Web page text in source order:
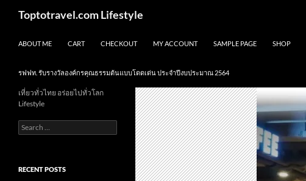
Toptotravel.com Lifestyle
ABOUT ME CART CHECKOUT MY ACCOUNT SAMPLE PAGE SHOP
รฟฟท. รับรางวัลองค์กรคุณธรรมต้นแบบโดดเด่น ประจำปีงบประมาณ 2564
เที่ยวทั่วไทย อร่อยไปทั่วโลก
Lifestyle
Search
for:
RECENT POSTS